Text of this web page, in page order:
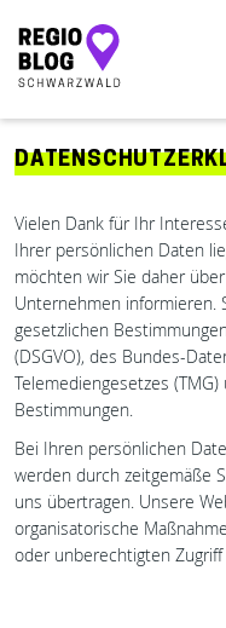
Hauptnavigation
Vielen Dank für Ihr
Ihrer persönlichen Daten
möchten wir Sie daher
Unternehmen informieren.
gesetzlichen
(DSGVO), des Bundes-
Telemediengesetzes
Bestimmungen.
Bei Ihren persönlichen
werden durch zeitgemäße
uns übertragen. Unsere
organisatorische
oder unberechtigten